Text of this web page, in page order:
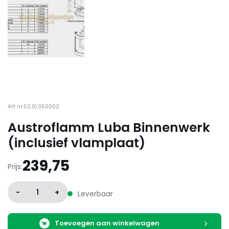
Art nr:02.01.050002
Austroflamm Luba Binnenwerk
(inclusief vlamplaat)
Prijs:239,75
- 1 + Leverbaar
Toevoegen aan winkelwagen